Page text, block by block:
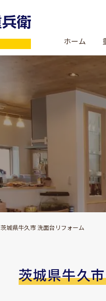
ホーム
茨城県牛久市 洗面台リフォーム
茨城県牛久